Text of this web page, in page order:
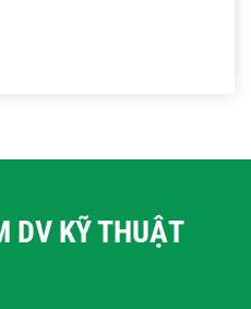
DV KỸ THUẬT